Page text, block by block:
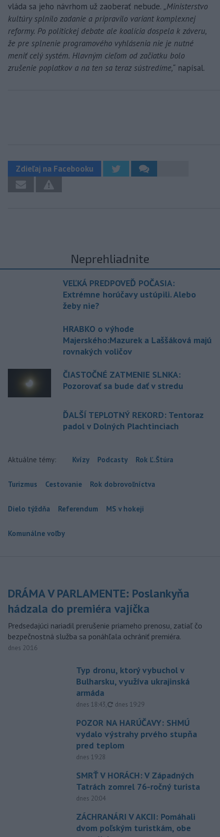
vláda sa jeho návrhom už zaoberať nebude. „Ministerstvo
kultúry splnilo zadanie a pripravilo variant komplexnej
reformy. Po politickej debate ale koalícia dospela k záveru,
že pre splnenie programového vyhlásenia nie je nutné
meniť celý systém. Hlavným cieľom od začiatku bolo
zrušenie poplatkov a na ten sa teraz sústredíme,“ napísal.
Zdieľaj na Facebooku
Neprehliadnite
VEĽKÁ PREDPOVEĎ POČASIA:
Extrémne horúčavy ustúpili. Alebo
žeby nie?
HRABKO o výhode
Majerského:Mazurek a Laššáková majú
rovnakých voličov
ČIASTOČNÉ ZATMENIE SLNKA:
Pozorovať sa bude dať v stredu
ĎALŠÍ TEPLOTNÝ REKORD: Tentoraz
padol v Dolných Plachtinciach
Aktuálne témy: Kvízy Podcasty Rok Ľ.Štúra
Turizmus Cestovanie Rok dobrovoľníctva
Dielo týždňa Referendum MS v hokeji
Komunálne voľby
DRÁMA V PARLAMENTE: Poslankyňa
hádzala do premiéra vajíčka
Predsedajúci nariadil prerušenie priameho prenosu, zatiaľ čo
bezpečnostná služba sa ponáhľala ochrániť premiéra.
dnes 20:16
Typ dronu, ktorý vybuchol v
Bulharsku, využíva ukrajinská
armáda
dnes 18:43, aktualizované
dnes 19:29
POZOR NA HARÚČAVY: SHMÚ
vydalo výstrahy prvého stupňa
pred teplom
dnes 19:28
SMRŤ V HORÁCH: V Západných
Tatrách zomrel 76-ročný turista
dnes 20:04
ZÁCHRANÁRI V AKCII: Pomáhali
dvom poľským turistkám, obe